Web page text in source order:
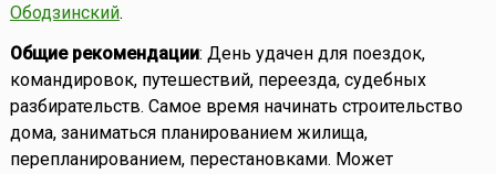
Ободзинский.
Общие рекомендации: День удачен для поездок,
командировок, путешествий, переезда, судебных
разбирательств. Самое время начинать строительство
дома, заниматься планированием жилища,
перепланированием, перестановками. Может